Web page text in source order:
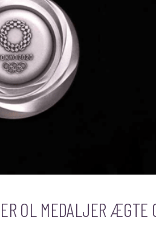
ER OL MEDALJER ÆGTE